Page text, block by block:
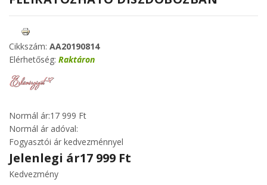
Cikkszám: AA20190814
Elérhetőség: Raktáron
Normál ár:17 999 Ft
Normál ár adóval:
Fogyasztói ár kedvezménnyel
Jelenlegi ár17 999 Ft
Kedvezmény